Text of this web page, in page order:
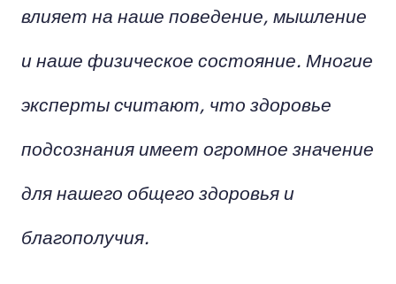
влияет на наше поведение, мышление
и наше физическое состояние. Многие
эксперты считают, что здоровье
подсознания имеет огромное значение
для нашего общего здоровья и
благополучия.